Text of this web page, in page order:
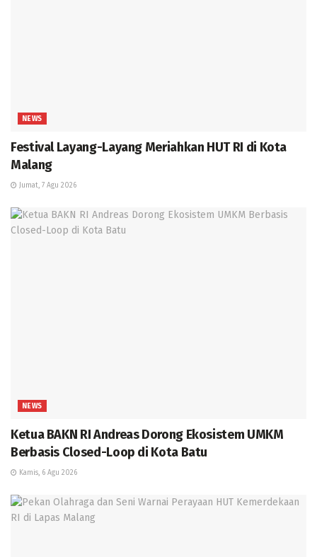
NEWS
Festival Layang-Layang Meriahkan HUT RI di Kota
Malang
Jumat, 7 Agu 2026
NEWS
Ketua BAKN RI Andreas Dorong Ekosistem UMKM
Berbasis Closed-Loop di Kota Batu
Kamis, 6 Agu 2026